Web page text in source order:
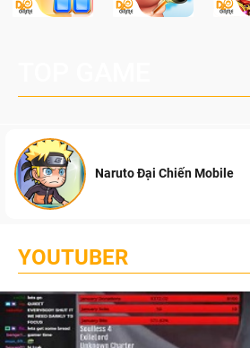
Naruto Đại Chiến Mobile
YOUTUBER